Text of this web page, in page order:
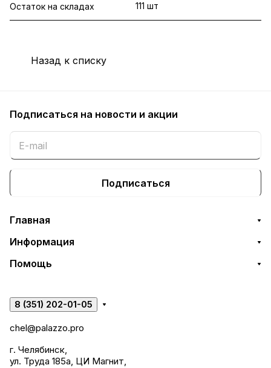
Остаток на складах 111 шт
Назад к списку
Подписаться на новости и акции
Подписаться
Главная
Информация
Помощь
8 (351) 202-01-05
chel@palazzo.pro
г. Челябинск,
ул. Труда 185а, ЦИ Магнит,